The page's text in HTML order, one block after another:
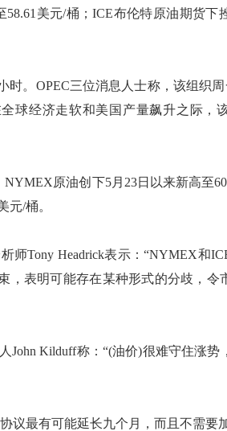
美元/桶；ICE布伦特原油期货下
。OPEC三位消息人士称，该组织周
球经济走软和美国产量飙升之际，
原油创下5月23日以来新高至
元/桶。
Tony Headrick表示：“NYMEX和
，表明可能存在某种形式的分歧，令
John Kilduff称：“(油价)很难守住涨势
最有可能延长九个月，而且不需要加